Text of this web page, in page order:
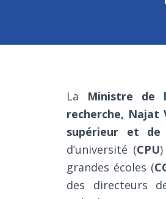
La Ministre de
recherche, Najat
supérieur et de
d’université (CPU
grandes écoles (
des directeurs